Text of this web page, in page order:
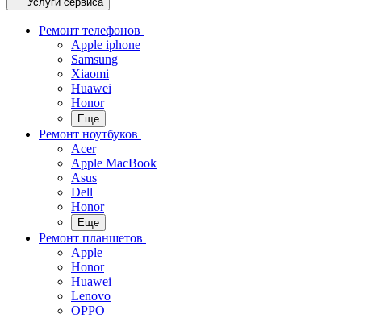
Ремонт телефонов
Apple iphone
Samsung
Xiaomi
Huawei
Honor
Еще
Ремонт ноутбуков
Acer
Apple MacBook
Asus
Dell
Honor
Еще
Ремонт планшетов
Apple
Honor
Huawei
Lenovo
OPPO